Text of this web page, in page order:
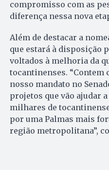
compromisso com as
diferença nessa nova
Além de destacar a
que estará à disposição
voltados à melhoria da
tocantinenses. “Contem
nosso mandato no
projetos que vão ajudar
milhares de
por uma Palmas mais
região metropolitana”,